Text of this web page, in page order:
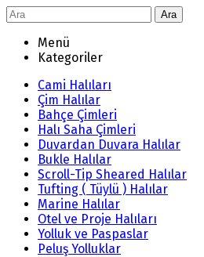
Ara
Menü
Kategoriler
Cami Halıları
Çim Halılar
Bahçe Çimleri
Halı Saha Çimleri
Duvardan Duvara Halılar
Bukle Halılar
Scroll-Tip Sheared Halılar
Tufting ( Tüylü ) Halılar
Marine Halılar
Otel ve Proje Halıları
Yolluk ve Paspaslar
Peluş Yolluklar